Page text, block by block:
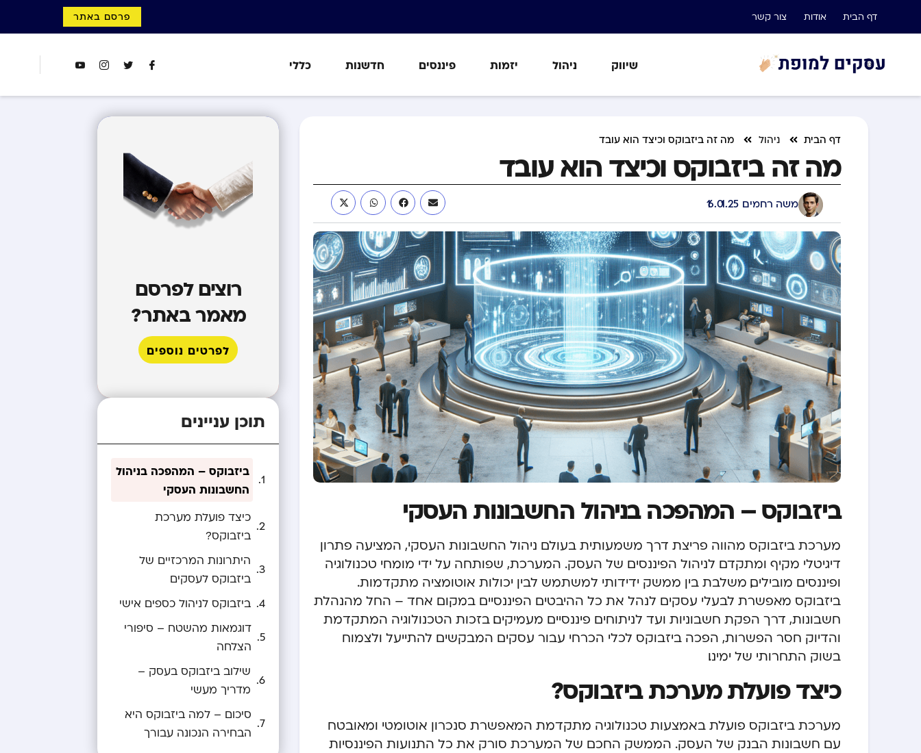
דף הבית אודות צור קשר פרסם באתר
שיווק ניהול יזמות פיננסים חדשנות כללי
דף הבית ניהול מה זה ביזבוקס וכיצד הוא עובד
מה זה ביזבוקס וכיצד הוא עובד
משה רחמים 16.01.25
ביזבוקס – המהפכה בניהול החשבונות העסקי
מערכת ביזבוקס מהווה פריצת דרך משמעותית בעולם ניהול החשבונות העסקי, המציעה פתרון
דיגיטלי מקיף ומתקדם לניהול הפיננסים של העסק. המערכת, שפותחה על ידי מומחי טכנולוגיה
ופיננסים מובילים, משלבת בין ממשק ידידותי למשתמש לבין יכולות אוטומציה מתקדמות.
ביזבוקס מאפשרת לבעלי עסקים לנהל את כל ההיבטים הפיננסיים במקום אחד – החל מהנהלת
חשבונות, דרך הפקת חשבוניות ועד לניתוחים פיננסיים מעמיקים. בזכות הטכנולוגיה המתקדמת
והדיוק חסר הפשרות, הפכה ביזבוקס לכלי הכרחי עבור עסקים המבקשים להתייעל ולצמוח
בשוק התחרותי של ימינו.
כיצד פועלת מערכת ביזבוקס?
מערכת ביזבוקס פועלת באמצעות טכנולוגיה מתקדמת המאפשרת סנכרון אוטומטי ומאובטח
עם חשבונות הבנק של העסק. הממשק החכם של המערכת סורק את כל התנועות הפיננסיות
רוצים לפרסם
מאמר באתר?
לפרטים נוספים
תוכן עניינים
ביזבוקס – המהפכה בניהול
החשבונות העסקי
כיצד פועלת מערכת
ביזבוקס?
היתרונות המרכזיים של
ביזבוקס לעסקים
ביזבוקס לניהול כספים אישי
דוגמאות מהשטח – סיפורי
הצלחה
שילוב ביזבוקס בעסק –
מדריך מעשי
סיכום – למה ביזבוקס היא
הבחירה הנכונה עבורך